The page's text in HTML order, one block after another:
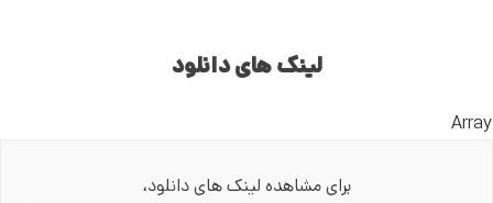
لینک های دانلود
Array
برای مشاهده لینک های دانلود،